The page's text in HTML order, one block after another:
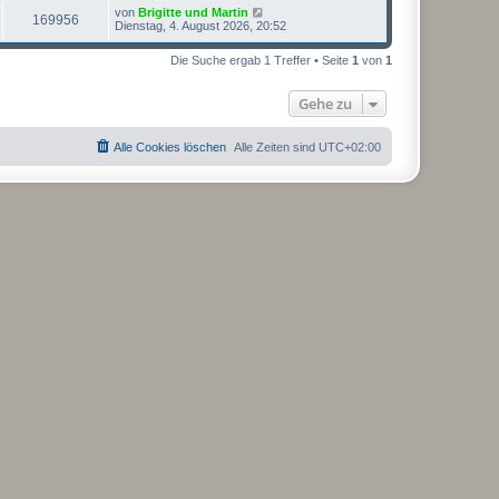
169956
u
f
L
e
z
i
t
g
von Brigitte und Martin
Dienstag, 4. August 2026, 20:52
Die Suche ergab 1 Treffer • Seite 1 von 1
Gehe zu
Alle Zeiten sind UTC+02:00
Alle Cookies löschen